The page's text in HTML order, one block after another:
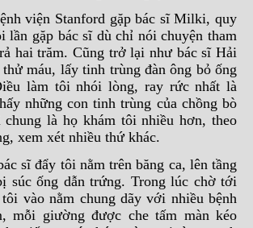
viện Stanford gặp bác sĩ Milki, quy
lần gặp bác sĩ dù chỉ nói chuyện tham
hai trăm. Cũng trở lại như bác sĩ Hải
máu, lấy tinh trùng đàn ông bỏ ống
làm tôi nhói lòng, ray rức nhất là
những con tinh trùng của chồng bò
chung là họ khám tôi nhiều hơn, theo
xem xét nhiều thứ khác.
sĩ đẩy tôi nằm trên băng ca, lên tầng
súc ống dẫn trứng. Trong lúc chờ tới
vào nằm chung dãy với nhiều bệnh
mỗi giường được che tấm màn kéo